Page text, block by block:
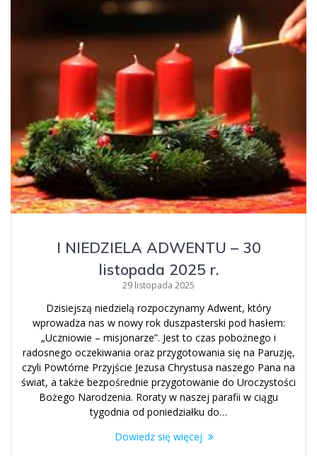
I NIEDZIELA ADWENTU – 30
listopada 2025 r.
29 listopada 2025
Dzisiejszą niedzielą rozpoczynamy Adwent, który
wprowadza nas w nowy rok duszpasterski pod hasłem:
„Uczniowie – misjonarze”. Jest to czas pobożnego i
radosnego oczekiwania oraz przygotowania się na Paruzję,
czyli Powtórne Przyjście Jezusa Chrystusa naszego Pana na
świat, a także bezpośrednie przygotowanie do Uroczystości
Bożego Narodzenia. Roraty w naszej parafii w ciągu
tygodnia od poniedziałku do…
Dowiedz się więcej